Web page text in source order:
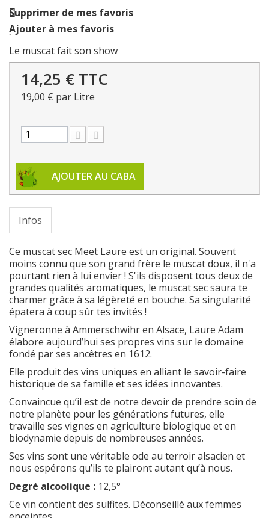
Supprimer de mes favoris
Ajouter à mes favoris
Le muscat fait son show
14,25 € TTC
19,00 € par Litre
AJOUTER AU CABA
Infos
Ce muscat sec Meet Laure est un original. Souvent
moins connu que son grand frère le muscat doux, il n'a
pourtant rien à lui envier ! S'ils disposent tous deux de
grandes qualités aromatiques, le muscat sec saura te
charmer grâce à sa légèreté en bouche. Sa singularité
épatera à coup sûr tes invités !
Vigneronne à Ammerschwihr en Alsace, Laure Adam
élabore aujourd’hui ses propres vins sur le domaine
fondé par ses ancêtres en 1612.
Elle produit des vins uniques en alliant le savoir-faire
historique de sa famille et ses idées innovantes.
Convaincue qu’il est de notre devoir de prendre soin de
notre planète pour les générations futures, elle
travaille ses vignes en agriculture biologique et en
biodynamie depuis de nombreuses années.
Ses vins sont une véritable ode au terroir alsacien et
nous espérons qu’ils te plairont autant qu’à nous.
Degré alcoolique : 12,5°
Ce vin contient des sulfites. Déconseillé aux femmes